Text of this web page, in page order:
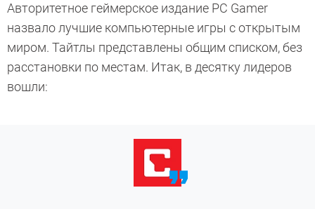
Авторитетное геймерское издание PC Gamer
назвало лучшие компьютерные игры с открытым
миром. Тайтлы представлены общим списком, без
расстановки по местам. Итак, в десятку лидеров
вошли: